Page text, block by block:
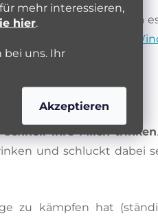
mehr interessieren,
hier.
bei uns. Ihr
Akzeptieren
vorzubeugen, da
Unser
Artikel über
schnell ihre Milch trinken
und schluckt dabei
zu kämpfen hat